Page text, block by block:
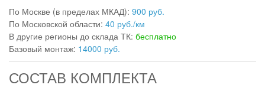
По Москве (в пределах МКАД): 900 руб.
По Московской области: 40 руб./км
В другие регионы до склада ТК: бесплатно
Базовый монтаж: 14000 руб.
СОСТАВ КОМПЛЕКТА